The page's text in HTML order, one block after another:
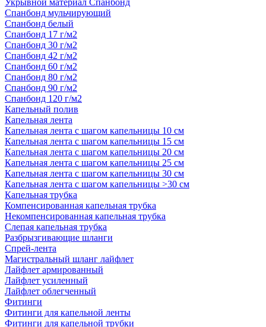
Укрывной материал Спанбонд
Спанбонд мульчирующий
Спанбонд белый
Спанбонд 17 г/м2
Спанбонд 30 г/м2
Спанбонд 42 г/м2
Спанбонд 60 г/м2
Спанбонд 80 г/м2
Спанбонд 90 г/м2
Спанбонд 120 г/м2
Капельный полив
Капельная лента
Капельная лента с шагом капельницы 10 см
Капельная лента с шагом капельницы 15 см
Капельная лента с шагом капельницы 20 см
Капельная лента с шагом капельницы 25 см
Капельная лента с шагом капельницы 30 см
Капельная лента с шагом капельницы >30 см
Капельная трубка
Компенсированная капельная трубка
Некомпенсированная капельная трубка
Слепая капельная трубка
Разбрызгивающие шланги
Спрей-лента
Магистральный шланг лайфлет
Лайфлет армированный
Лайфлет усиленный
Лайфлет облегченный
Фитинги
Фитинги для капельной ленты
Фитинги для капельной трубки